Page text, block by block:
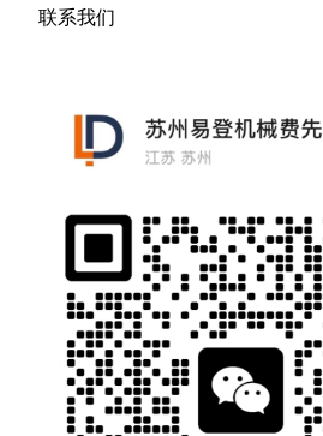
联系我们